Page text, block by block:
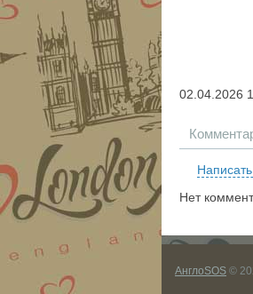
02.04.2026
Нет
АнглоSOS ©